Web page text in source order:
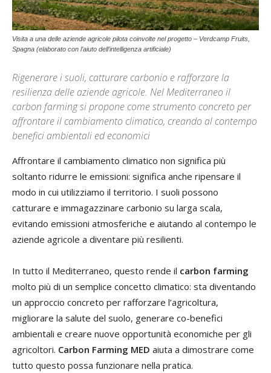
Visita a una delle aziende agricole pilota coinvolte nel progetto – Verdcamp Fruits,
Spagna (elaborato con l’aiuto dell’intelligenza artificiale)
Rigenerare i suoli, catturare carbonio e rafforzare la
resilienza delle aziende agricole. Nel Mediterraneo il
carbon farming si propone come strumento concreto per
affrontare il cambiamento climatico, creando al contempo
benefici ambientali ed economici
Affrontare il cambiamento climatico non significa più
soltanto ridurre le emissioni: significa anche ripensare il
modo in cui utilizziamo il territorio. I suoli possono
catturare e immagazzinare carbonio su larga scala,
evitando emissioni atmosferiche e aiutando al contempo le
aziende agricole a diventare più resilienti.
In tutto il Mediterraneo, questo rende il carbon farming
molto più di un semplice concetto climatico: sta diventando
un approccio concreto per rafforzare l’agricoltura,
migliorare la salute del suolo, generare co-benefici
ambientali e creare nuove opportunità economiche per gli
agricoltori. Carbon Farming MED aiuta a dimostrare come
tutto questo possa funzionare nella pratica.